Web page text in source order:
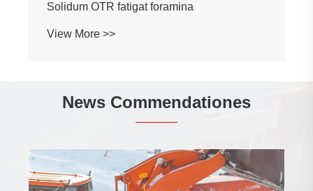
Solidum OTR fatigat foramina
View More >>
News Commendationes